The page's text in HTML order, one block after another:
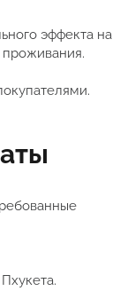
эффекта на
проживания.